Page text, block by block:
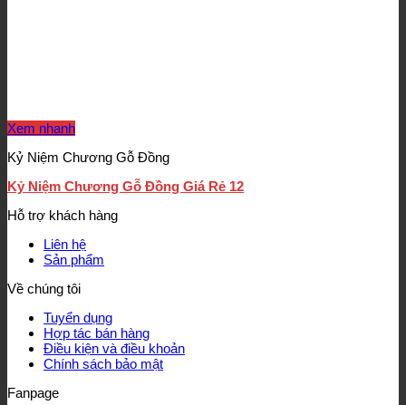
Xem nhanh
Kỷ Niệm Chương Gỗ Đồng
Kỷ Niệm Chương Gỗ Đồng Giá Rẻ 12
Hỗ trợ khách hàng
Liên hệ
Sản phẩm
Về chúng tôi
Tuyển dụng
Hợp tác bán hàng
Điều kiện và điều khoản
Chính sách bảo mật
Fanpage